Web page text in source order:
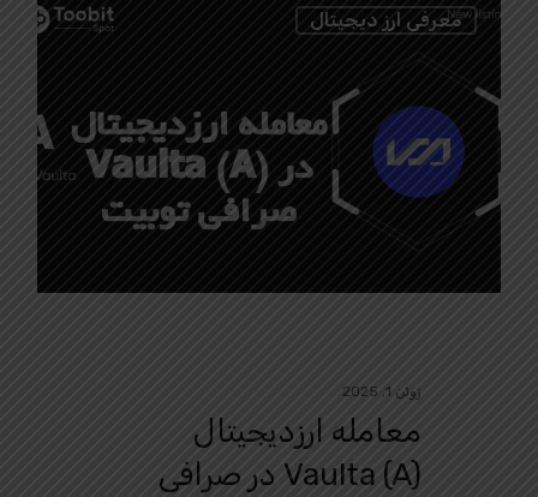
معرفی ارز دیجیتال
ژوئن 1, 2025
معامله ارزدیجیتال
Vaulta (A) در صرافی